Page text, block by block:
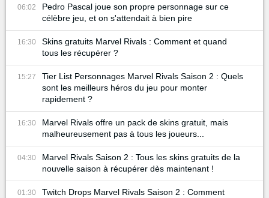
06:02
Pedro Pascal joue son propre personnage sur ce
célèbre jeu, et on s'attendait à bien pire
16:30
Skins gratuits Marvel Rivals : Comment et quand
tous les récupérer ?
15:27
Tier List Personnages Marvel Rivals Saison 2 : Quels
sont les meilleurs héros du jeu pour monter
rapidement ?
16:30
Marvel Rivals offre un pack de skins gratuit, mais
malheureusement pas à tous les joueurs...
04:30
Marvel Rivals Saison 2 : Tous les skins gratuits de la
nouvelle saison à récupérer dès maintenant !
01:30
Twitch Drops Marvel Rivals Saison 2 : Comment